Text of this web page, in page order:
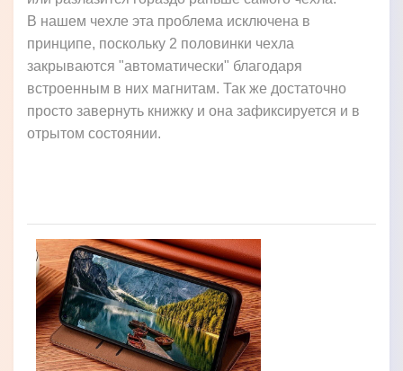
В нашем чехле эта проблема исключена в
принципе, поскольку 2 половинки чехла
закрываются "автоматически" благодаря
встроенным в них магнитам. Так же достаточно
просто завернуть книжку и она зафиксируется и в
отрытом состоянии.